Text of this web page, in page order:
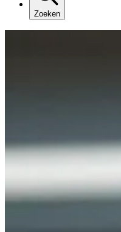
Zoeken